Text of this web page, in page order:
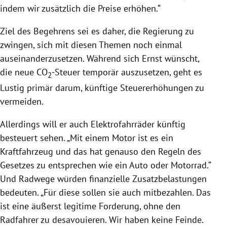
indem wir zusätzlich die Preise erhöhen.“
Ziel des Begehrens sei es daher, die Regierung zu
zwingen, sich mit diesen Themen noch einmal
auseinanderzusetzen. Während sich Ernst wünscht,
die neue CO2-Steuer temporär auszusetzen, geht es
Lustig primär darum, künftige Steuererhöhungen zu
vermeiden.
Allerdings will er auch Elektrofahrräder künftig
besteuert sehen. „Mit einem Motor ist es ein
Kraftfahrzeug und das hat genauso den Regeln des
Gesetzes zu entsprechen wie ein Auto oder Motorrad.“
Und Radwege würden finanzielle Zusatzbelastungen
bedeuten. „Für diese sollen sie auch mitbezahlen. Das
ist eine äußerst legitime Forderung, ohne den
Radfahrer zu desavouieren. Wir haben keine Feinde.